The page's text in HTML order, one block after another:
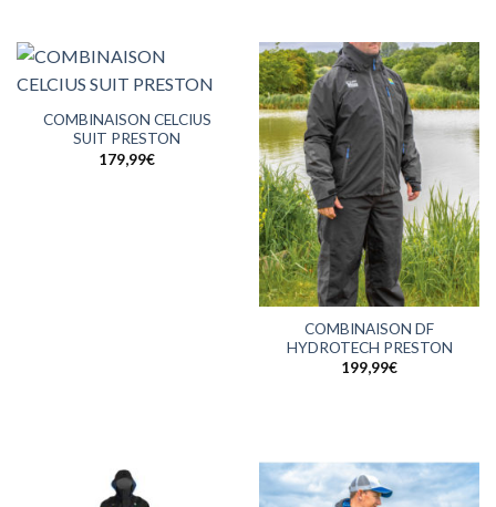
COMBINAISON CELCIUS
SUIT PRESTON
179,99€
COMBINAISON DF
HYDROTECH PRESTON
199,99€